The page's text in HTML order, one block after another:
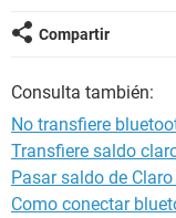
Compartir
Consulta también:
No transfiere
Transfiere saldo
Pasar saldo de
Como conectar